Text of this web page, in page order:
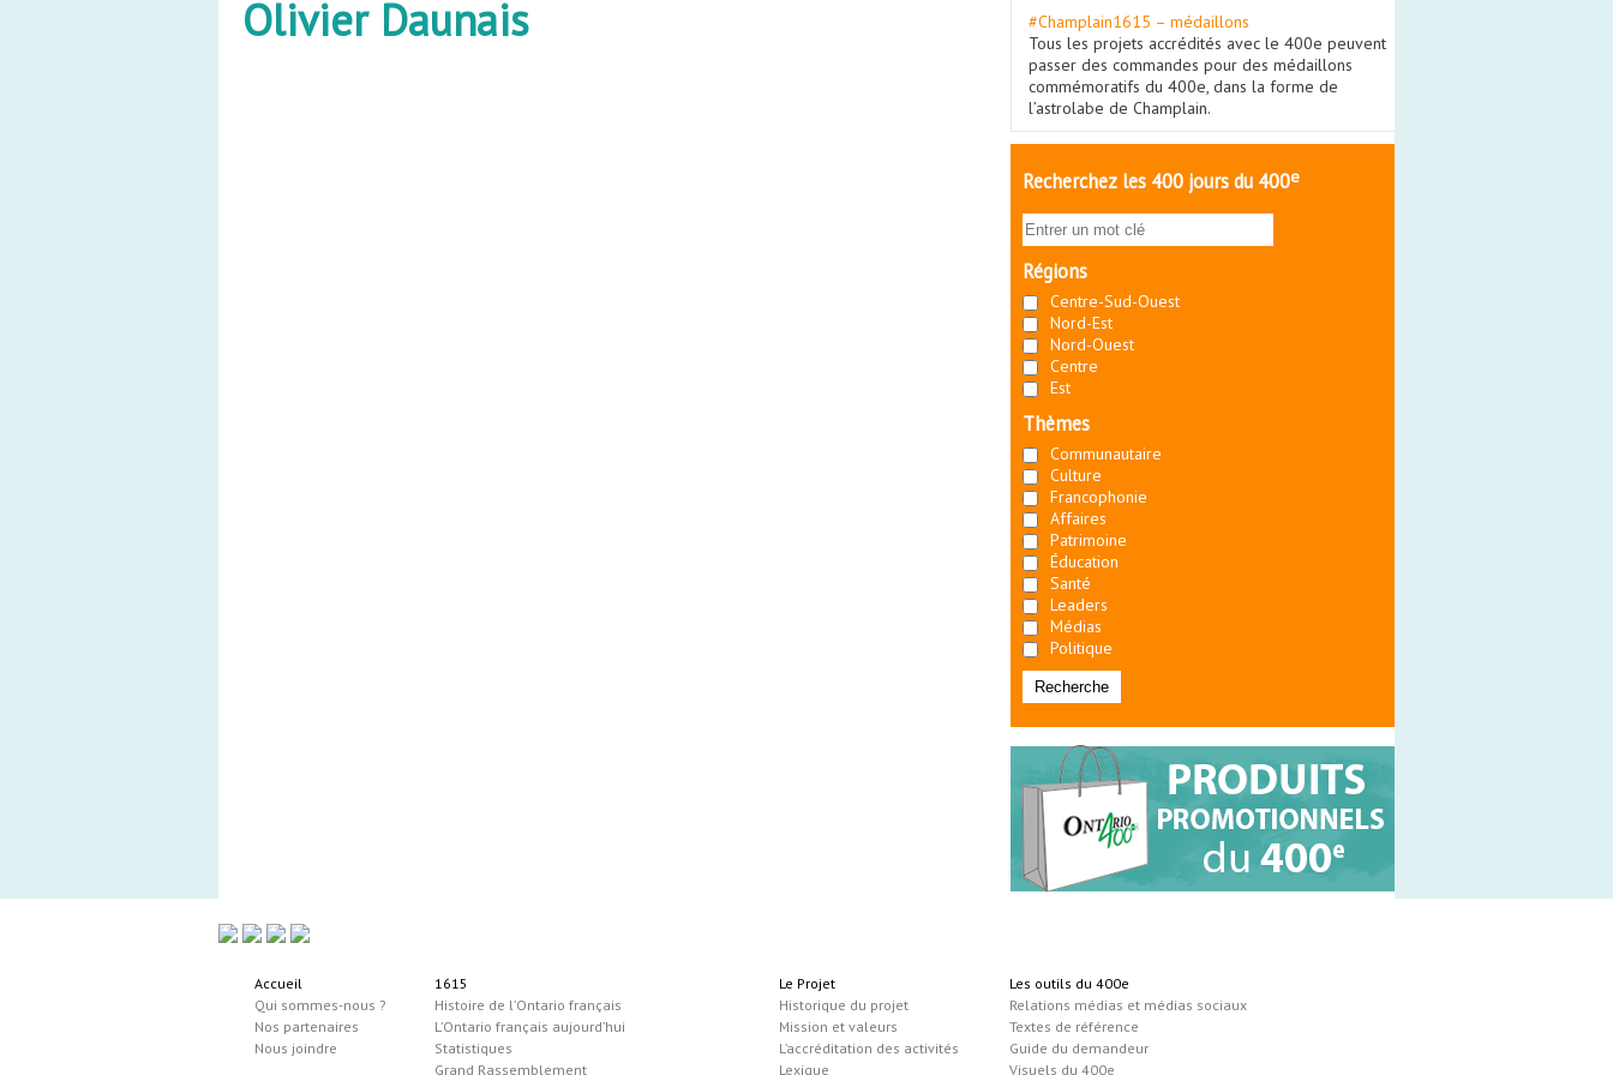
Olivier Daunais
#Champlain1615 – médaillons
Tous les projets accrédités avec le 400e peuvent
passer des commandes pour des médaillons
commémoratifs du 400e, dans la forme de
l’astrolabe de Champlain.
Recherchez les 400 jours du 400e
Régions
Centre-Sud-Ouest
Nord-Est
Nord-Ouest
Centre
Est
Thèmes
Communautaire
Culture
Francophonie
Affaires
Patrimoine
Éducation
Santé
Leaders
Médias
Politique
Accueil
Qui sommes-nous ?
Nos partenaires
Nous joindre
1615
Histoire de l’Ontario français
L’Ontario français aujourd’hui
Statistiques
Grand Rassemblement
Le Projet
Historique du projet
Mission et valeurs
L’accréditation des activités
Lexique
Les outils du 400e
Relations médias et médias sociaux
Textes de référence
Guide du demandeur
Visuels du 400e